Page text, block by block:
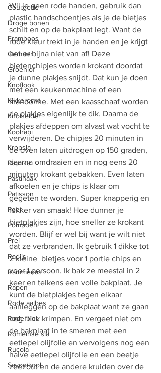
Courgette
Droge bonen
Framboos
Gember
Groenlof
Knoflook
Kikkererwt
Knolselder
Koolrabi
Kropsla
Paprika
Pastinaak
Patisson
Peer
Pompoen
Prei
Radijs
Rammenas
Rapen
Rode aalbes
Rode biet
Romeinse sla
Rucola
Savooikool
Wil je geen rode handen, gebruik dan
plastic handschoentjes als je de bietjes
schilt en op de bakplaat legt. Want de
rode kleur trekt in je handen en je krijgt
het er bijna niet van af! Deze
bietenchipjes worden krokant doordat
je dunne plakjes snijdt. Dat kun je doen
met een keukenmachine of een
mandoline. Met een kaasschaaf worden
de plakjes eigenlijk te dik. Daarna de
plakjes afdeppen om alvast wat vocht te
verwijderen. De chipjes 20 minuten in
de oven laten uitdrogen op 150 graden,
daarna omdraaien en in nog eens 20
minuten krokant gebakken. Even laten
afkoelen en je chips is klaar om
gegeten te worden. Super knapperig en
lekker van smaak! Hoe dunner je
bietplakjes zijn, hoe sneller ze krokant
worden. Blijf er wel bij want je wilt niet
dat ze verbranden. Ik gebruik 1 dikke tot
2 kleine  bietjes voor 1 portie chips en
voor 1 persoon. Ik bak ze meestal in 2
keer en telkens een volle bakplaat. Je
kunt de bietplakjes tegen elkaar
aanleggen op de bakplaat want ze gaan
nog flink krimpen. En vergeet niet om
de bakplaat in te smeren met een
eetlepel olijfolie en vervolgens nog een
halve eetlepel olijfolie en een beetje
zeezout en de andere kruiden over de